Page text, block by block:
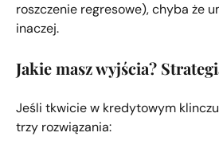
roszczenie regresowe), chyba że
inaczej.
Jakie masz wyjścia?
Jeśli tkwicie w kredytowym
trzy rozwiązania: